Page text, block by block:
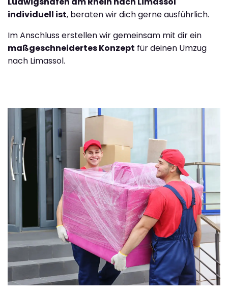
individuell ist, beraten wir dich gerne ausführlich.
Im Anschluss erstellen wir gemeinsam mit dir ein
maßgeschneidertes Konzept für deinen Umzug
nach Limassol.